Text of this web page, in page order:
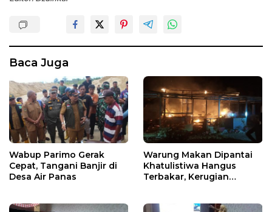
Baca Juga
Wabup Parimo Gerak
Cepat, Tangani Banjir di
Desa Air Panas
Warung Makan Dipantai
Khatulistiwa Hangus
Terbakar, Kerugian